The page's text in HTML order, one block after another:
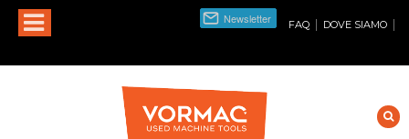
FAQ | DOVE SIAMO |